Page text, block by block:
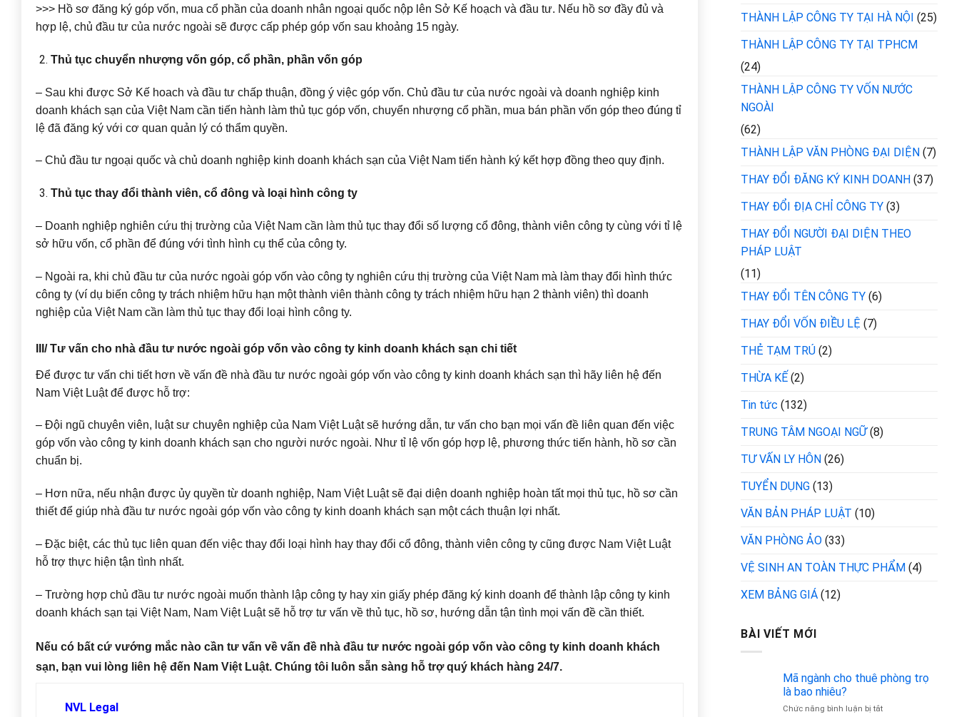
>>> Hồ sơ đăng ký góp vốn, mua cổ phần của doanh nhân ngoại quốc nộp lên Sở Kế hoạch và đầu tư. Nếu hồ sơ đầy đủ và
hợp lệ, chủ đầu tư của nước ngoài sẽ được cấp phép góp vốn sau khoảng 15 ngày.
Thủ tục chuyển nhượng vốn góp, cổ phần, phần vốn góp
– Sau khi được Sở Kế hoach và đầu tư chấp thuận, đồng ý việc góp vốn. Chủ đầu tư của nước ngoài và doanh nghiệp kinh
doanh khách sạn của Việt Nam cần tiến hành làm thủ tục góp vốn, chuyển nhượng cổ phần, mua bán phần vốn góp theo đúng tỉ
lệ đã đăng ký với cơ quan quản lý có thẩm quyền.
– Chủ đầu tư ngoại quốc và chủ doanh nghiệp kinh doanh khách sạn của Việt Nam tiến hành ký kết hợp đồng theo quy định.
Thủ tục thay đổi thành viên, cổ đông và loại hình công ty
– Doanh nghiệp nghiên cứu thị trường của Việt Nam cần làm thủ tục thay đổi số lượng cổ đông, thành viên công ty cùng với tỉ lệ
sở hữu vốn, cổ phần để đúng với tình hình cụ thể của công ty.
– Ngoài ra, khi chủ đầu tư của nước ngoài góp vốn vào công ty nghiên cứu thị trường của Việt Nam mà làm thay đổi hình thức
công ty (ví dụ biến công ty trách nhiệm hữu hạn một thành viên thành công ty trách nhiệm hữu hạn 2 thành viên) thì doanh
nghiệp của Việt Nam cần làm thủ tục thay đổi loại hình công ty.
III/ Tư vấn cho nhà đầu tư nước ngoài góp vốn vào công ty kinh doanh khách sạn chi tiết
Để được tư vấn chi tiết hơn về vấn đề nhà đầu tư nước ngoài góp vốn vào công ty kinh doanh khách sạn thì hãy liên hệ đến
Nam Việt Luật để được hỗ trợ:
– Đội ngũ chuyên viên, luật sư chuyên nghiệp của Nam Việt Luật sẽ hướng dẫn, tư vấn cho bạn mọi vấn đề liên quan đến việc
góp vốn vào công ty kinh doanh khách sạn cho người nước ngoài. Như tỉ lệ vốn góp hợp lệ, phương thức tiến hành, hồ sơ cần
chuẩn bị.
– Hơn nữa, nếu nhận được ủy quyền từ doanh nghiệp, Nam Việt Luật sẽ đại diện doanh nghiệp hoàn tất mọi thủ tục, hồ sơ cần
thiết để giúp nhà đầu tư nước ngoài góp vốn vào công ty kinh doanh khách sạn một cách thuận lợi nhất.
– Đặc biệt, các thủ tục liên quan đến việc thay đổi loại hình hay thay đổi cổ đông, thành viên công ty cũng được Nam Việt Luật
hỗ trợ thực hiện tận tình nhất.
– Trường hợp chủ đầu tư nước ngoài muốn thành lập công ty hay xin giấy phép đăng ký kinh doanh để thành lập công ty kinh
doanh khách sạn tại Việt Nam, Nam Việt Luật sẽ hỗ trợ tư vấn về thủ tục, hồ sơ, hướng dẫn tận tình mọi vấn đề cần thiết.
Nếu có bất cứ vướng mắc nào cần tư vấn về vấn đề nhà đầu tư nước ngoài góp vốn vào công ty kinh doanh khách
sạn, bạn vui lòng liên hệ đến Nam Việt Luật. Chúng tôi luôn sẵn sàng hỗ trợ quý khách hàng 24/7.
NVL Legal
THÀNH LẬP CÔNG TY TẠI HÀ NỘI (25)
THÀNH LẬP CÔNG TY TẠI TPHCM
(24)
THÀNH LẬP CÔNG TY VỐN NƯỚC
NGOÀI
(62)
THÀNH LẬP VĂN PHÒNG ĐẠI DIỆN (7)
THAY ĐỔI ĐĂNG KÝ KINH DOANH (37)
THAY ĐỔI ĐỊA CHỈ CÔNG TY (3)
THAY ĐỔI NGƯỜI ĐẠI DIỆN THEO
PHÁP LUẬT
(11)
THAY ĐỔI TÊN CÔNG TY (6)
THAY ĐỔI VỐN ĐIỀU LỆ (7)
THẺ TẠM TRÚ (2)
THỪA KẾ (2)
Tin tức (132)
TRUNG TÂM NGOẠI NGỮ(8)
TƯ VẤN LY HÔN (26)
TUYỂN DỤNG (13)
VĂN BẢN PHÁP LUẬT (10)
VĂN PHÒNG ẢO (33)
VỆ SINH AN TOÀN THỰC PHẨM (4)
XEM BẢNG GIÁ (12)
BÀI VIẾT MỚI
Mã ngành cho thuê phòng trọ
là bao nhiêu?
Chức năng bình luận bị tắtở